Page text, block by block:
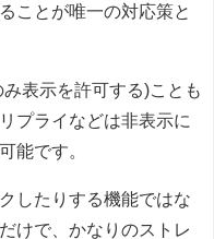
ことが唯一の対応策と
表示を許可する)ことも
プライなどは非表示に
能です。
したりする機能ではな
けで、かなりのストレ